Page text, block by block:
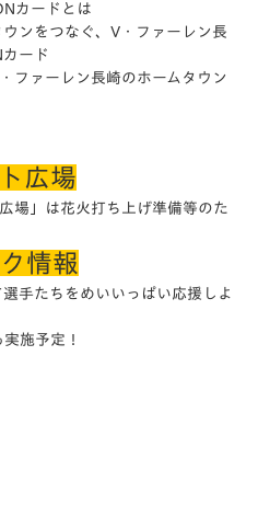
カードとは
ンをつなぐ、V・ ファーレン長
ード
ファーレン長崎のホームタウン
広場
場」は花火打ち上げ準備等のた
情報
手たちをめいいっぱい応援しよ
施予定！